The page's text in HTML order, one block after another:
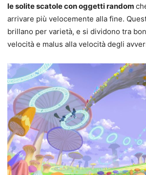
le solite scatole con oggetti random
arrivare più velocemente alla fine.
brillano per varietà, e si dividono tra
velocità e malus alla velocità degli